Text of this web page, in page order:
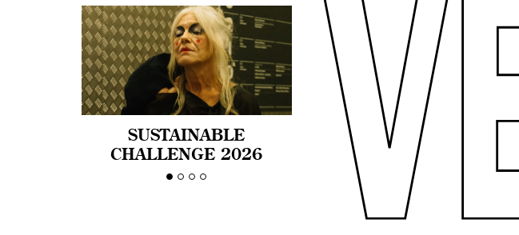
SUSTAINABLE
CHALLENGE 2026
CELEBRA LA